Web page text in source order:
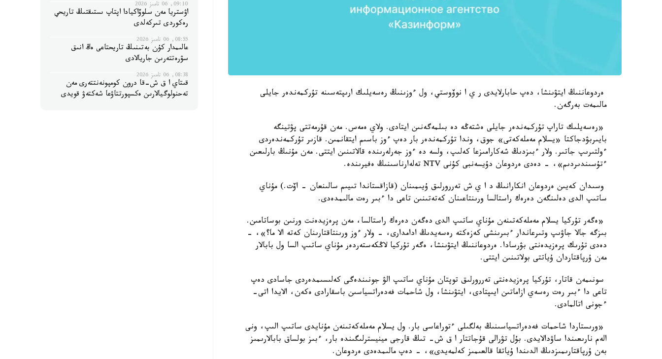
ەردوعاننىڭ ايتۋىنشا، دەپ حابارلايدى ر ي ا نوۆوستي، ول ءوزىنىڭ رەسەيلىك ارىپتەسىنە تۇركمەندەر جايلى
مالىمەت بەرگەن.
«رەسەيلىك تاراپ تۇركمەندەر جايلى ەشتەڭە دە بىلمەگەنىن ايتادى. ولاي ەمەس. مەن قۇرمەتتى پۋتينگە
بايىربۋدجاكتا «يسلام مەملەكەتى» جوق، وندا تۇركمەندەر بار دەپ ءوز باسىم ايتقانمىن. قازىر تۇركمەندەردى
ءولتىرىپ جاتىر. ولار ءبىزدىڭ شەكارامىزعا كەلىپ، ولسە دە ءوز جەرلەرىندە قالاتىنىن ايتتى. مەن مۇنىڭ بارلىعىن
ءتۇسىندىردىم»، - دەدى ەردوعان دۇيسەنبى كۇنى NTV تەلەارناسىنىڭ ەفيرىندە.
وسىدان كەيىن ەردوعان انكارانىڭ د ا ي ش تەررورلىق ۇيىمىنان (قازاقستاندا تىيىم سالىنعان - اۆت.) مۇناي
ساتىپ الدى دەلىنگەن دەرەك راستالسا ورىنتاعىنان كەتەتىنىن تاعى دا ءبىر رەت مالىمدەدى.
«ەگەر تۇركيا يسلام مەملەكەتىنەن مۇناي ساتىپ الدى دەگەن دەرەك راستالسا، مەن پرەزيدەنت ورنىن بوساتامىن.
بىزگە جالا جاۋىپ وتىرعاندار ءبىرىنشى كەزەكتە رەسەيدىڭ ادامدارى، - ولار ءوز ورىنتاقتارىنان كەتە الا ما؟»، -
دەدى تۇرىك پرەزيدەنتى بۋرسادا. ەردوعاننىڭ ايتۋىنشا، ەگەر تۇركيا لاڭكەستەردەر مۇناي ساتىپ السا ول بابالار
مەن ۇرپاقتاردان ۇياتتى بولاتىنىن ايتتى.
سونىمەن قاتار، تۇركيا پرەزيدەنتى تەررورلىق توپتان مۇناي ساتىپ الۋ جونىندەگى كەلىسىمدەردى جاسادى دەپ
تاعى دا ءبىر رەت رەسەي ازاماتىن ايىپتادى، ايتۋىنشا، ول شاحمات فەدەراتسياسىن باسقارادى ەكەن، الايدا اتى-
ءجونى اتالمادى.
«ورىستاردا شاحمات فەدەراتسياسىنىڭ بەلگىلى ءتوراعاسى بار. ول يسلام مەملەكەتىنەن مۇنايدى ساتىپ الىپ، ونى
الەم نارىعىندا ساۋدالايدى. بۇل تۋرالى قۇجاتتار ا ق ش- تىڭ قارجى مينيسترلىگىندە بار، ءبىز بولساق بابالارىمىز
بەن ۇرپاقتارىمىزدىڭ الدىندا ۇياتقا قالعىمىز كەلمەيدى»، - دەپ مالىمدەدى ەردوعان.
09:10, 06 تامىز 2026
اۋستريا مەن سلوۆاكيادا اپتاپ ىستىقتىڭ تاريحي
رەكوردى تىركەلدى
08:55, 06 تامىز 2026
عالىمدار كۇن بەتىنىڭ تاريحتاعى ەڭ انىق
سۋرەتتەرىن جاريالادى
08:38, 06 تامىز 2026
قىتاي ا ق ش-قا درون كومپونەنتتەرى مەن
تەحنولوگيالارىن ەكسپورتتاۋعا شەكتەۋ قويدى